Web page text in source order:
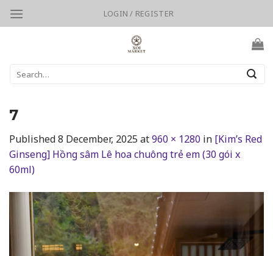
Skip
LOGIN / REGISTER
for:
7
Published8 December, 2025 at960 × 1280 in [Kim’s Red
Ginseng] Hồng sâm Lê hoa chuông trẻ em (30 gói x
60ml)